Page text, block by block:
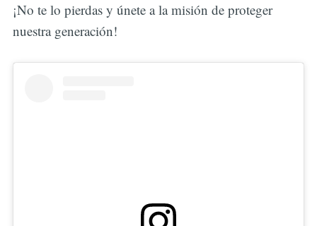
¡No te lo pierdas y únete a la misión de proteger
nuestra generación!